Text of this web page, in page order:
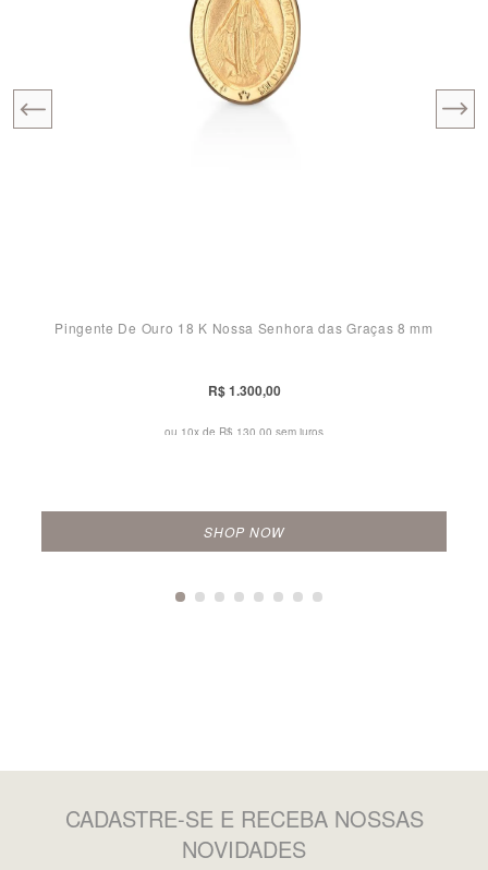
Pingente De Ouro 18 K Nossa Senhora das Graças 8 mm
R$ 1.300,00
ou 10x de R$ 130,00 sem juros
SHOP NOW
CADASTRE-SE E RECEBA NOSSAS
NOVIDADES